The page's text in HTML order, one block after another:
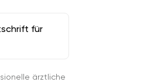
für
ärztliche